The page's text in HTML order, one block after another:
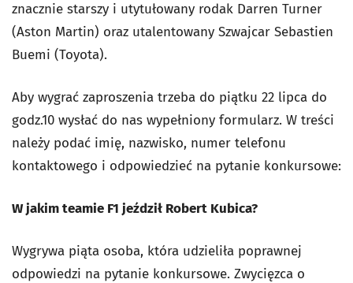
znacznie starszy i utytułowany rodak Darren Turner
(Aston Martin) oraz utalentowany Szwajcar Sebastien
Buemi (Toyota).
Aby wygrać zaproszenia trzeba do piątku 22 lipca do
godz.10 wysłać do nas wypełniony formularz. W treści
należy podać imię, nazwisko, numer telefonu
kontaktowego i odpowiedzieć na pytanie konkursowe:
W jakim teamie F1 jeździł Robert Kubica?
Wygrywa piąta osoba, która udzieliła poprawnej
odpowiedzi na pytanie konkursowe. Zwycięzca o